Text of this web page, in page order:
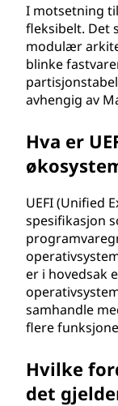
I motsetning
fleksibelt. Det
modulær
blinke
avhengig av
Hva er
UEFI (Unified
spesifikasjon
er i hovedsak
samhandle
flere
Hvilke
det